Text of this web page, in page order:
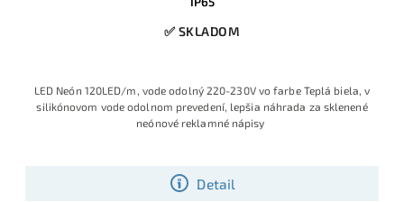
✅ SKLADOM
Detail
LED Neón 120LED/m, vode odolný 220-230V vo farbe Teplá biela, v
silikónovom vode odolnom prevedení, lepšia náhrada za sklenené
neónové reklamné nápisy